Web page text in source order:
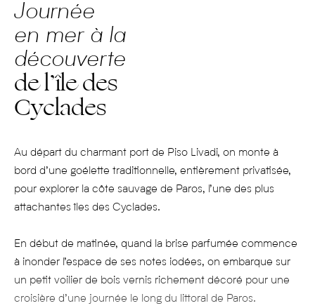
Journée
en mer à la
découverte
de l’île des
Cyclades
Au départ du charmant port de Piso Livadi, on monte à
bord d’une goélette traditionnelle, entièrement privatisée,
pour explorer la côte sauvage de Paros, l’une des plus
attachantes îles des Cyclades.
En début de matinée, quand la brise parfumée commence
à inonder l’espace de ses notes iodées, on embarque sur
un petit voilier de bois vernis richement décoré pour une
croisière d’une journée le long du littoral de Paros.